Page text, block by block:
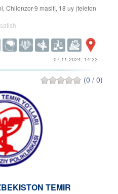
Chilonzor-9 masifi, 18 uy (telefon
07.11.2024, 14:22
(0 / 0)
TEMIR